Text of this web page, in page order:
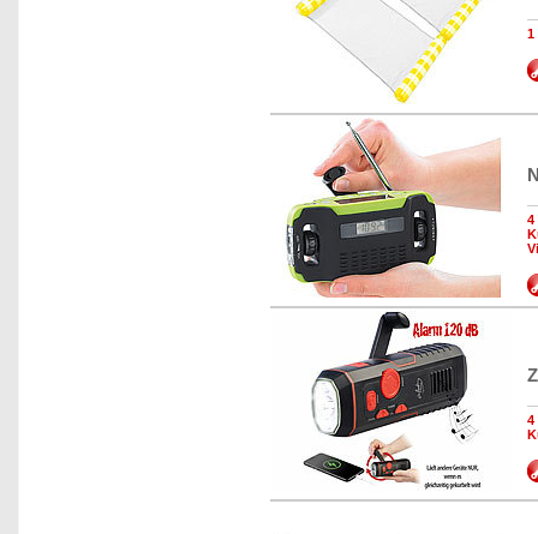
1
4
4